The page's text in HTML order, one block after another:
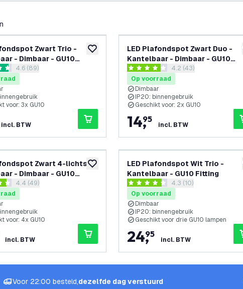
toevoegen aan verlanglijst
Zwart Trio -
- Dimbaar - GU10
reviews drawer openen
4.6 (89)
voor: 3x GU10
incl. BTW
LED Plafondspot Zwart Duo -
Kantelbaar - Dimbaar - GU10
fitting – Opbouwreviews drawer openen
4.2 score sterren4.2 (43)
Op voorraad
Dimbaar
IP20: binnengebruik
Geschikt voor: 2x GU10
14,
95
incl. BTW
toevoegen aan verlanglijst
Zwart 4-lichts -
- Dimbaar - GU10
reviews drawer openen
4.4 (49)
voor: 4x GU10
incl. BTW
LED Plafondspot Wit Trio -
Kantelbaar - GU10 Fitting
reviews drawer openen
4.3 score sterren4.3 (10)
Op voorraad
Dimbaar
IP20: binnengebruik
Geschikt voor drie GU10 lampen
24,
95
incl. BTW
Voor 22:00 besteld,dezelfde dag verstuurd